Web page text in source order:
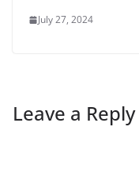
July 27, 2024
Leave a Reply